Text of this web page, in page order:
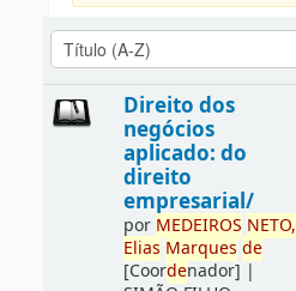
Direito dos
negócios
aplicado: do
direito
empresarial/
por MEDEIROS NETO,
Elias Marques de
[Coordenador] |